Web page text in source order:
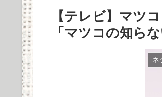
Apple Vision Proの音質や機
剖！価格の...
Marantz MODEL M1と
Cadenza 12は本当に価値があ
【テレビ】マツ
「マツコの知ら
ネ